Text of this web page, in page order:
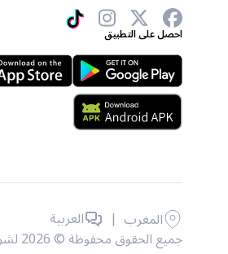
احصل على التطبيق
جميع الحقوق محفوظة © 2026 لشركة Carry1st .
المغرب | العربية